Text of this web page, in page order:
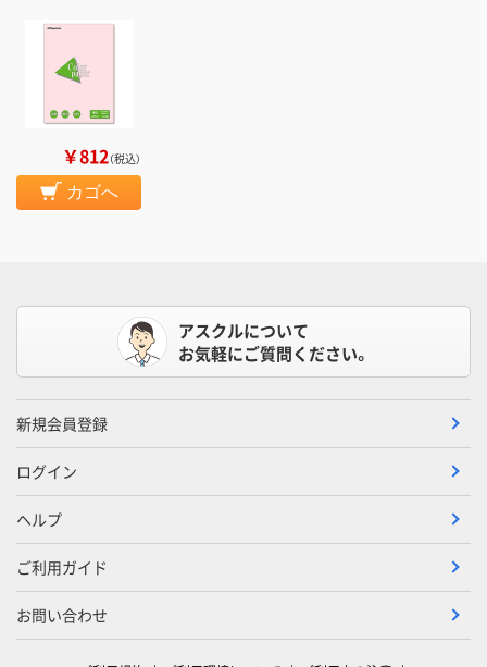
￥812（税込）
カゴへ
アスクルについて
お気軽にご質問ください。
新規会員登録
ログイン
ヘルプ
ご利用ガイド
お問い合わせ